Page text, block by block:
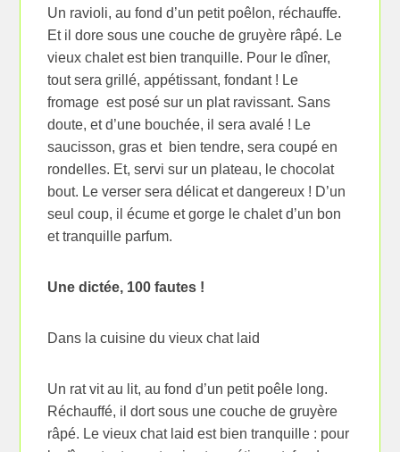
Un ravioli, au fond d’un petit poêlon, réchauffe.
Et il dore sous une couche de gruyère râpé. Le
vieux chalet est bien tranquille. Pour le dîner,
tout sera grillé, appétissant, fondant ! Le
fromage est posé sur un plat ravissant. Sans
doute, et d’une bouchée, il sera avalé ! Le
saucisson, gras et bien tendre, sera coupé en
rondelles. Et, servi sur un plateau, le chocolat
bout. Le verser sera délicat et dangereux ! D’un
seul coup, il écume et gorge le chalet d’un bon
et tranquille parfum.
Une dictée, 100 fautes !
Dans la cuisine du vieux chat laid
Un rat vit au lit, au fond d’un petit poêle long.
Réchauffé, il dort sous une couche de gruyère
râpé. Le vieux chat laid est bien tranquille : pour